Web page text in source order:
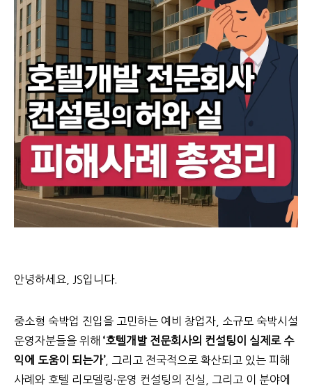
안녕하세요, JS입니다.
중소형 숙박업 진입을 고민하는 예비 창업자, 소규모 숙박시설
운영자분들을 위해 ‘호텔개발 전문회사의 컨설팅이 실제로 수
익에 도움이 되는가’, 그리고 전국적으로 확산되고 있는 피해
사례와 호텔 리모델링·운영 컨설팅의 진실, 그리고 이 분야에